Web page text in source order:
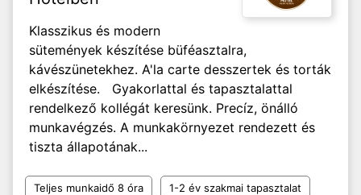
Klasszikus és modern
sütemények készítése büféasztalra,
kávészünetekhez. A'la carte desszertek és torták
elkészítése. Gyakorlattal és tapasztalattal
rendelkező kollégát keresünk. Precíz, önálló
munkavégzés. A munkakörnyezet rendezett és
tiszta állapotának...
Teljes munkaidő 8 óra 1-2 év szakmai tapasztalat